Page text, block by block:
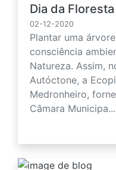
Dia da
02-12-2020
Plantar uma
consciência
Natureza. Assim,
Autóctone, a
Medronheiro,
Câmara Municipa...